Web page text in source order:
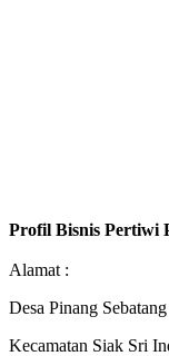
Profil Bisnis Pertiwi
Alamat :
Desa Pinang Sebatang
Kecamatan Siak Sri